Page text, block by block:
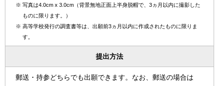
※ 写真は4.0cm x 3.0cm（背景無地正面上半身脱帽で、3ヵ月以内に撮影した
ものに限ります。）
※ 高等学校発行の調査書等は、出願前3ヵ月以内に作成されたものに限りま
す。
提出方法
郵送・持参どちらでも出願できます。なお、郵送の場合は